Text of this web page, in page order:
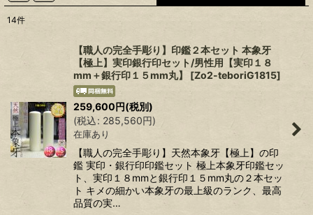
絞り込む
14件
【職人の完全手彫り】印鑑２本セット 本象牙
【極上】実印銀行印セット/男性用【実印１８
mm＋銀行印１５mm丸】
[Zo2-teboriG1815]
259,600円(税別)
(税込: 285,560円)
在庫あり
【職人の完全手彫り】天然本象牙【極上】の印
鑑 実印・銀行印印鑑セット 極上本象牙印鑑セッ
ト、実印１８mmと銀行印１５mm丸の２本セッ
ト キメの細かい本象牙の最上級のランク、最高
品質の実…